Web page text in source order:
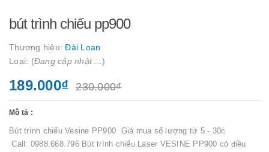
bút trình chiếu pp900
Thương hiệu:Đài Loan
Loại: (Đang cập nhật ... )
189.000₫ 230.000₫
Mô tả :
Bút trình chiếu Vesine PP900 Giá mua số lượng từ 5 - 30c
Call: 0988.668.796 Bút trình chiếu Laser VESINE PP900 có điều